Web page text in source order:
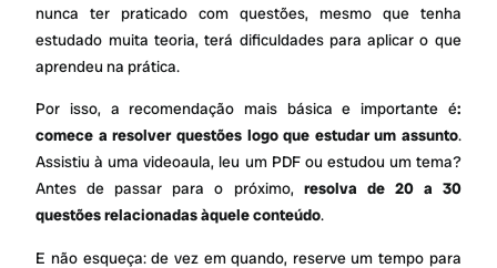
nunca ter praticado com questões, mesmo que tenha
estudado muita teoria, terá dificuldades para aplicar o que
aprendeu na prática.
Por isso, a recomendação mais básica e importante é:
comece a resolver questões logo que estudar um assunto.
Assistiu à uma videoaula, leu um PDF ou estudou um tema?
Antes de passar para o próximo, resolva de 20 a 30
questões relacionadas àquele conteúdo.
E não esqueça: de vez em quando, reserve um tempo para